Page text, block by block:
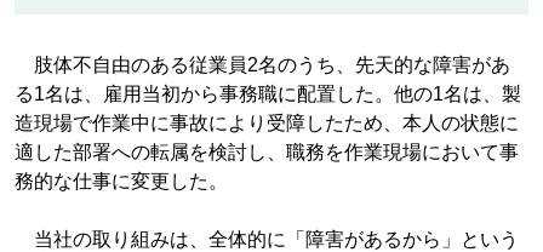
肢体不自由のある従業員2名のうち、先天的な障害があ
る1名は、雇用当初から事務職に配置した。他の1名は、製
造現場で作業中に事故により受障したため、本人の状態に
適した部署への転属を検討し、職務を作業現場において事
務的な仕事に変更した。
当社の取り組みは、全体的に「障害があるから」という